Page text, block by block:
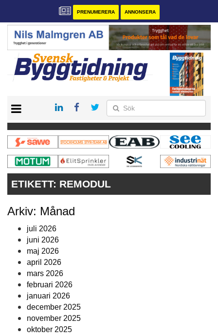
PRENUMERERA ANNONSERA
PRENUMERERA
VÅRA ANDRA MAGASIN
ANNONSERA
KONTAKT
ETIKETT: REMODUL
Arkiv: Månad
juli 2026
juni 2026
maj 2026
april 2026
mars 2026
februari 2026
januari 2026
december 2025
november 2025
oktober 2025